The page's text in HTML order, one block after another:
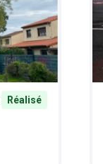
Réalisé